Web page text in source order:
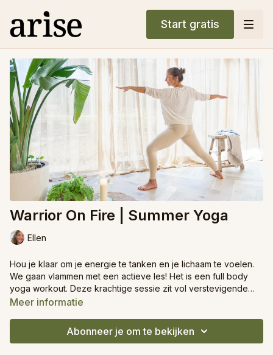
Start gratis
Warrior On Fire | Summer Yoga
Ellen
Hou je klaar om je energie te tanken en je lichaam te voelen.
We gaan vlammen met een actieve les! Het is een full body
yoga workout. Deze krachtige sessie zit vol verstevigende
asana’s die kracht, balans en training vanaf de grond tot de
Meer informatie
Abonneer je om te bekijken